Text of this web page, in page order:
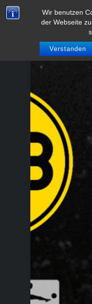
Wir benutzen
der Webseite
Verstanden
Zum
BVB-
e.V.